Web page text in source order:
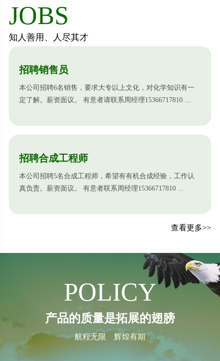
JOBS
知人善用、人尽其才
招聘销售员
本公司招聘6名销售，要求大专以上文化，对化学知识有一
定了解。薪资面议。 有意者请联系周经理15366717810 ...
招聘合成工程师
本公司招聘5名合成工程师，希望有有机合成经验，工作认
真负责。薪资面议。 有意者联系周经理15366717810 ...
查看更多>>
POLICY
产品的质量是拓展的翅膀
航程无限 辉煌有期